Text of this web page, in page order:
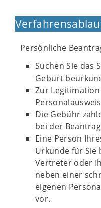
Persönliche
Suchen Sie das
Geburt
Zur
Die Gebühr
bei der
Eine Person
Urkunde für Sie
Vertreter oder
neben einer
eigenen
vor.